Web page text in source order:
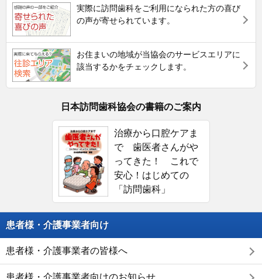
実際に訪問歯科をご利用になられた方の喜び
の声が寄せられています。
お住まいの地域が当協会のサービスエリアに
該当するかをチェックします。
日本訪問歯科協会の書籍のご案内
治療から口腔ケアま
で 歯医者さんがや
ってきた！ これで
安心！はじめての
「訪問歯科」
患者様・介護事業者向け
患者様・介護事業者の皆様へ